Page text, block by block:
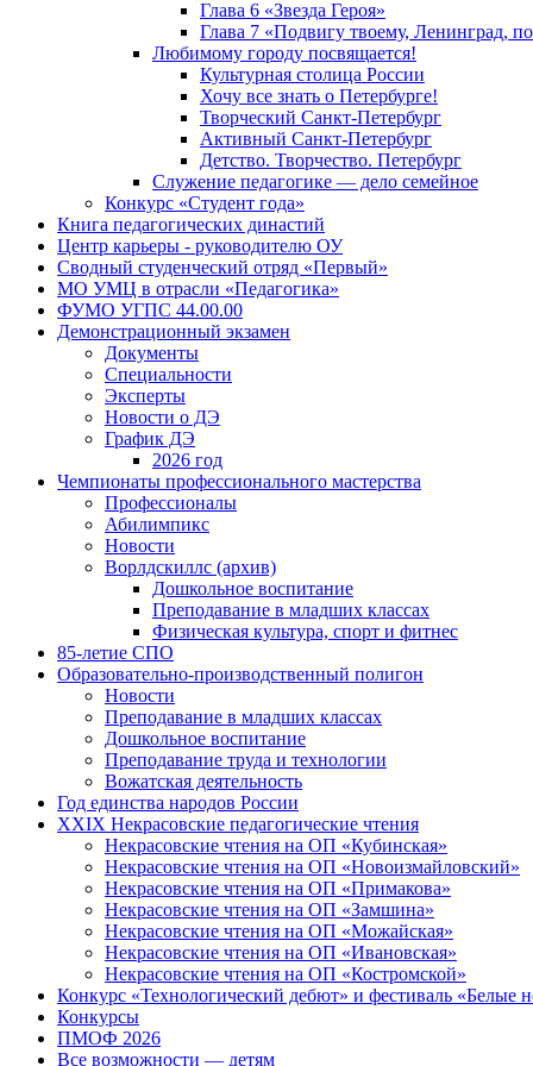
Глава 6 «Звезда Героя»
Глава 7 «Подвигу твоему, Ленинград,
Любимому городу посвящается!
Культурная столица России
Хочу все знать о Петербурге!
Творческий Санкт-Петербург
Активный Санкт-Петербург
Детство. Творчество. Петербург
Служение педагогике — дело семейное
Конкурс «Студент года»
Книга педагогических династий
Центр карьеры - руководителю ОУ
Сводный студенческий отряд «Первый»
МО УМЦ в отрасли «Педагогика»
ФУМО УГПС 44.00.00
Демонстрационный экзамен
Документы
Специальности
Эксперты
Новости о ДЭ
График ДЭ
2026 год
Чемпионаты профессионального мастерства
Профессионалы
Абилимпикс
Новости
Ворлдскиллс (архив)
Дошкольное воспитание
Преподавание в младших классах
Физическая культура, спорт и фитнес
85-летие СПО
Образовательно-производственный полигон
Новости
Преподавание в младших классах
Дошкольное воспитание
Преподавание труда и технологии
Вожатская деятельность
Год единства народов России
XXIX Некрасовские педагогические чтения
Некрасовские чтения на ОП «Кубинская»
Некрасовские чтения на ОП «Новоизмайловский»
Некрасовские чтения на ОП «Примакова»
Некрасовские чтения на ОП «Замшина»
Некрасовские чтения на ОП «Можайская»
Некрасовские чтения на ОП «Ивановская»
Некрасовские чтения на ОП «Костромской»
Конкурс «Технологический дебют» и фестиваль «Белые
Конкурсы
ПМОФ 2026
Все возможности — детям